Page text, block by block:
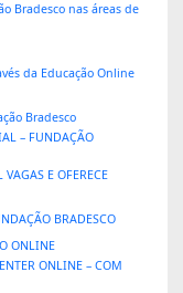
Bradesco nas áreas de
da Educação Online
Bradesco
– FUNDAÇÃO
E OFERECE
BRADESCO
ONLINE
ONLINE – COM